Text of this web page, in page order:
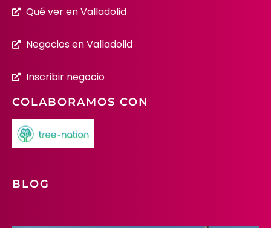
Qué ver en Valladolid
Negocios en Valladolid
Inscribir negocio
COLABORAMOS CON
BLOG